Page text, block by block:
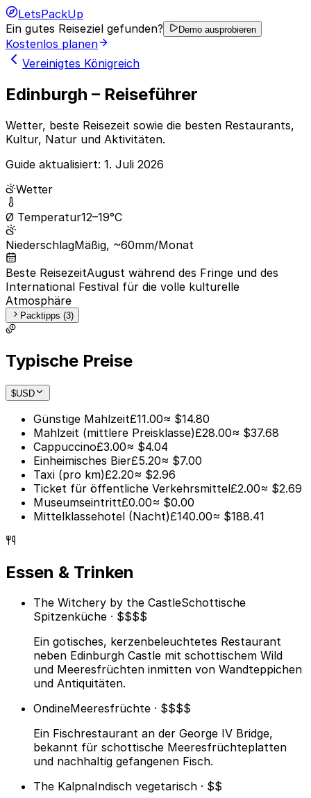
LetsPackUp
Ein gutes Reiseziel gefunden?
Demo ausprobieren
Kostenlos planen
Vereinigtes Königreich
Edinburgh – Reiseführer
Wetter, beste Reisezeit sowie die besten Restaurants,
Kultur, Natur und Aktivitäten.
Guide aktualisiert: 1. Juli 2026
Wetter
Ø Temperatur12–19°C
NiederschlagMäßig, ~60mm/Monat
Beste ReisezeitAugust während des Fringe und des
International Festival für die volle kulturelle
Atmosphäre
Packtipps (3)
Typische Preise
$USD
Günstige Mahlzeit£11.00≈ $14.80
Mahlzeit (mittlere Preisklasse)£28.00≈ $37.68
Cappuccino£3.00≈ $4.04
Einheimisches Bier£5.20≈ $7.00
Taxi (pro km)£2.20≈ $2.96
Ticket für öffentliche Verkehrsmittel£2.00≈ $2.69
Museumseintritt£0.00≈ $0.00
Mittelklassehotel (Nacht)£140.00≈ $188.41
Essen & Trinken
The Witchery by the CastleSchottische
Spitzenküche · $$$$
Ein gotisches, kerzenbeleuchtetes Restaurant
neben Edinburgh Castle mit schottischem Wild
und Meeresfrüchten inmitten von Wandteppichen
und Antiquitäten.
OndineMeeresfrüchte · $$$$
Ein Fischrestaurant an der George IV Bridge,
bekannt für schottische Meeresfrüchteplatten
und nachhaltig gefangenen Fisch.
The KalpnaIndisch vegetarisch · $$